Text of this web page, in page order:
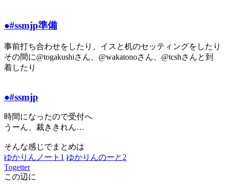
●#ssmjp準備
事前打ち合わせをしたり、イスと机のセッティングをしたり
その間に@togakushiさん、@wakatonoさん、@tcshさんと到
着したり
●#ssmjp
時間になったので受付へ
うーん、裁ききれん…
そんな感じでまとめは
ゆかりんノート1 ゆかりんのーと2
Togetter
この辺に